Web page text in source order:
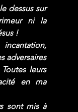
dessus sur
ni la
!
adversaires
leurs
en ma
sont mis à